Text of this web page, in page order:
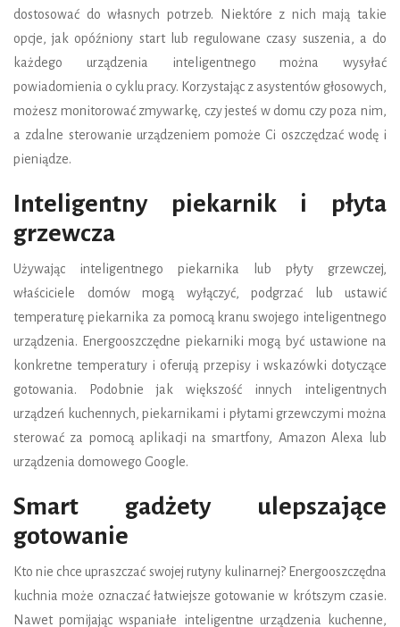
dostosować do własnych potrzeb. Niektóre z nich mają takie
opcje, jak opóźniony start lub regulowane czasy suszenia, a do
każdego urządzenia inteligentnego można wysyłać
powiadomienia o cyklu pracy. Korzystając z asystentów głosowych,
możesz monitorować zmywarkę, czy jesteś w domu czy poza nim,
a zdalne sterowanie urządzeniem pomoże Ci oszczędzać wodę i
pieniądze.
Inteligentny piekarnik i płyta
grzewcza
Używając inteligentnego piekarnika lub płyty grzewczej,
właściciele domów mogą wyłączyć, podgrzać lub ustawić
temperaturę piekarnika za pomocą kranu swojego inteligentnego
urządzenia. Energooszczędne piekarniki mogą być ustawione na
konkretne temperatury i oferują przepisy i wskazówki dotyczące
gotowania. Podobnie jak większość innych inteligentnych
urządzeń kuchennych, piekarnikami i płytami grzewczymi można
sterować za pomocą aplikacji na smartfony, Amazon Alexa lub
urządzenia domowego Google.
Smart gadżety ulepszające
gotowanie
Kto nie chce upraszczać swojej rutyny kulinarnej? Energooszczędna
kuchnia może oznaczać łatwiejsze gotowanie w krótszym czasie.
Nawet pomijając wspaniałe inteligentne urządzenia kuchenne,